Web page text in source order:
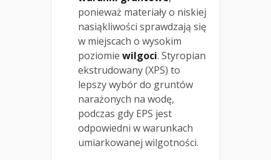
ponieważ materiały o niskiej
nasiąkliwości sprawdzają się
w miejscach o wysokim
poziomie wilgoci. Styropian
ekstrudowany (XPS) to
lepszy wybór do gruntów
narażonych na wodę,
podczas gdy EPS jest
odpowiedni w warunkach
umiarkowanej wilgotności.